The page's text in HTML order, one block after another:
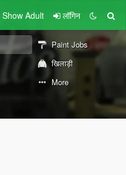
Show Adult लॉगिन
Paint Jobs
खिलाड़ी
More